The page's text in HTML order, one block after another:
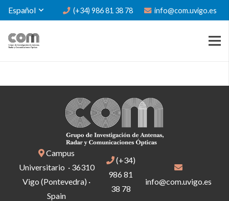
Español (+34) 986 81 38 78 info@com.uvigo.es
Campus
Universitario · 36310
Vigo (Pontevedra) ·
Spain
(+34)
986 81
38 78
info@com.uvigo.es